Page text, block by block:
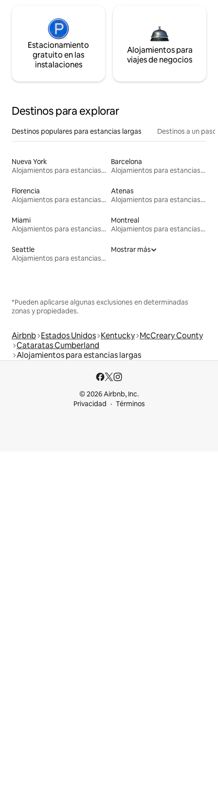
Estacionamiento
gratuito en las
instalaciones
Alojamientos para
viajes de negocios
Destinos para explorar
Destinos populares para estancias largas Destinos a un
Nueva York
Alojamientos para estancias largas
Barcelona
Alojamientos para estancias largas
Florencia
Alojamientos para estancias largas
Atenas
Alojamientos para estancias largas
Miami
Alojamientos para estancias largas
Montreal
Alojamientos para estancias largas
Seattle
Alojamientos para estancias largas
Mostrar más
*Pueden aplicarse algunas exclusiones en determinadas
zonas y propiedades.
Airbnb Estados Unidos Kentucky McCreary County
Cataratas Cumberland
Alojamientos para estancias largas
© 2026 Airbnb, Inc.
Privacidad
Términos